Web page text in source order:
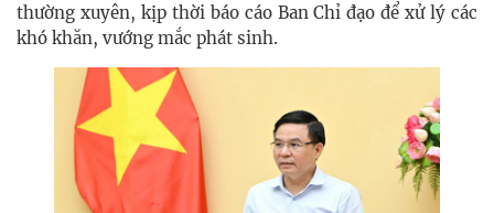
thường xuyên, kịp thời báo cáo Ban Chỉ đạo để xử lý các
khó khăn, vướng mắc phát sinh.